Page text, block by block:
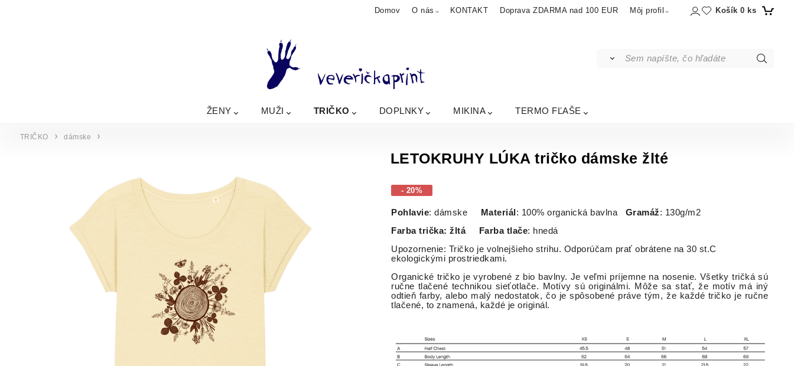
Domov O nás KONTAKT Doprava ZDARMA nad 100 EUR Môj profil Košík 0 ks
ŽENY MUŽI TRIČKO DOPLNKY MIKINA TERMO FĽAŠE
TRIČKO dámske
LETOKRUHY LÚKA tričko dámske žlté
- 20%
Pohlavie: dámske Materiál : 100% organická bavlna Gramáž: 130g/m2
Farba trička: žltá
Farba tlače: hnedá
Upozornenie: Tričko je volnejšieho strihu. Odporúčam prať obrátene na 30 st.C
ekologickými prostriedkami.
Organické tričko je vyrobené z bio bavlny. Je veľmi príjemne na nosenie. Všetky tričká sú
ručne tlačené technikou sieťotlače. Motívy sú originálmi. Môže sa stať, že motív má iný
odtieň farby, alebo malý nedostatok, čo je spôsobené práve tým, že každé tričko je ručne
tlačené, to znamená, každé je originál.